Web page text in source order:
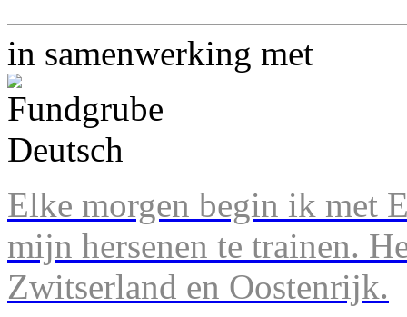
in samenwerking met
Elke morgen begin ik met
mijn hersenen te trainen.
Zwitserland en Oostenrijk.